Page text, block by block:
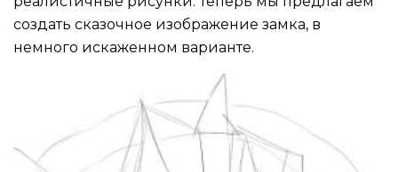
создать сказочное изображение замка, в
немного искаженном варианте.